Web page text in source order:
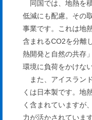
同国では、地熱を
低減にも配慮。その
事業です。これは地
含まれるCO2を分離
熱開発と自然の共存
環境に負荷をかけな
また、アイスラン
くは日本製です。地
く含まれていますが
力が活かされています